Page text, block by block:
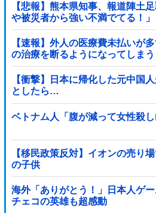
【悲報】熊本県知事、報道陣土
や被災者から強い不満でてる！
→ 知事、怒り通り越して呆れて
【速報】外人の医療費未払いが
の治療を断るようになってしまう
【衝撃】日本に帰化した元中国
としたら…
ベトナム人「腹が減って女性殺し
【移民政策反対】イオンの売り
の子供
海外「ありがとう！」日本人ゲ
チェコの英雄も超感動